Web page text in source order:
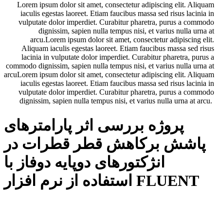
Lorem ipsum dolor sit amet, consectetur adipiscing elit. Aliquam
iaculis egestas laoreet. Etiam faucibus massa sed risus lacinia in
vulputate dolor imperdiet. Curabitur pharetra, purus a commodo
dignissim, sapien nulla tempus nisi, et varius nulla urna at
arcu.Lorem ipsum dolor sit amet, consectetur adipiscing elit.
Aliquam iaculis egestas laoreet. Etiam faucibus massa sed risus
lacinia in vulputate dolor imperdiet. Curabitur pharetra, purus a
commodo dignissim, sapien nulla tempus nisi, et varius nulla urna at
arcuLorem ipsum dolor sit amet, consectetur adipiscing elit. Aliquam
iaculis egestas laoreet. Etiam faucibus massa sed risus lacinia in
vulputate dolor imperdiet. Curabitur pharetra, purus a commodo
dignissim, sapien nulla tempus nisi, et varius nulla urna at arcu.
پروژه بررسی اثر پارامترهای
پاشش برکاهش قطر قطرات در
انژکتورهای دوپایه دوفاز با
استفاده از نرم افزار FLUENT